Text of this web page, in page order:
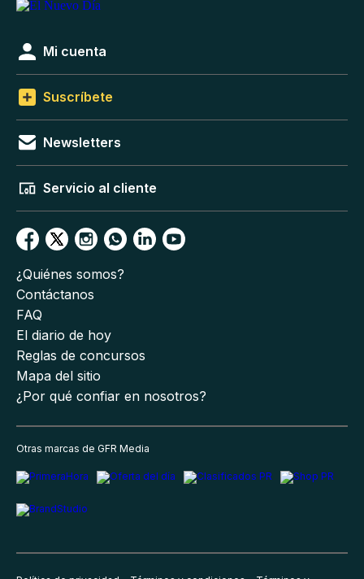
Mi cuenta
Suscríbete
Newsletters
Servicio al cliente
¿Quiénes somos?
Contáctanos
FAQ
El diario de hoy
Reglas de concursos
Mapa del sitio
¿Por qué confiar en nosotros?
Otras marcas de GFR Media